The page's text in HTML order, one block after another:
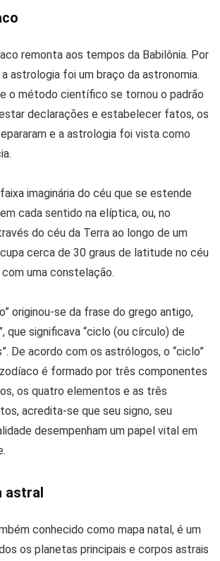
remonta aos tempos da Babilônia. Por
astrologia foi um braço da astronomia.
o método científico se tornou o padrão
declarações e estabelecer fatos, os
e a astrologia foi vista como
imaginária do céu que se estende
cada sentido na elíptica, ou, no
do céu da Terra ao longo de um
cerca de 30 graus de latitude no céu
uma constelação.
originou-se da frase do grego antigo,
que significava “ciclo (ou círculo) de
De acordo com os astrólogos, o “ciclo”
é formado por três componentes
os quatro elementos e as três
acredita-se que seu signo, seu
desempenham um papel vital em
astral
conhecido como mapa natal, é um
os planetas principais e corpos astrais